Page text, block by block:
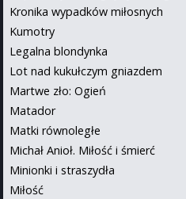
Kronika wypadków miłosnych
Kumotry
Legalna blondynka
Lot nad kukułczym gniazdem
Martwe zło: Ogień
Matador
Matki równoległe
Michał Anioł. Miłość i śmierć
Minionki i straszydła
Miłość